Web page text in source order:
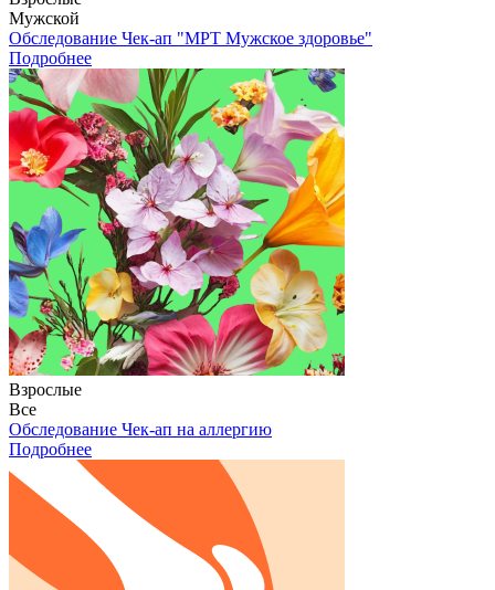
Мужской
Обследование Чек-ап "МРТ Мужское здоровье"
Подробнее
Взрослые
Все
Обследование Чек-ап на аллергию
Подробнее